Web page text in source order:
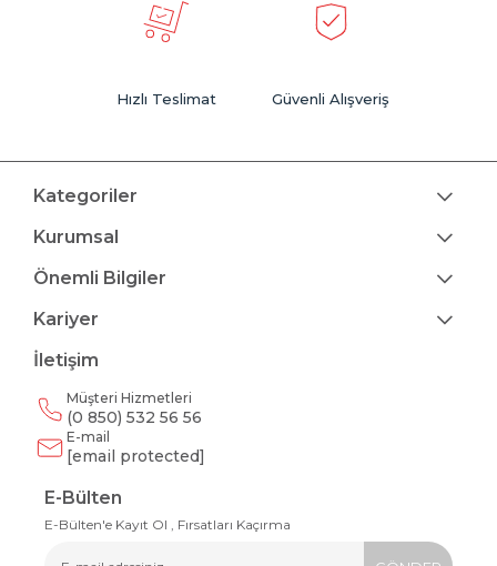
Hızlı Teslimat Güvenli Alışveriş
Kategoriler
Kurumsal
Önemli Bilgiler
Kariyer
İletişim
Müşteri Hizmetleri
(0 850) 532 56 56
E-mail
[email protected]
E-Bülten
E-Bülten'e Kayıt Ol , Fırsatları Kaçırma